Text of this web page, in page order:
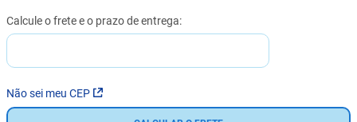
Não sei meu CEP